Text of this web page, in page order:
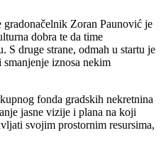
Zoran Paunović je
dobra te da time
S druge strane, odmah u startu je
iznosa nekim
fonda gradskih nekretnina
jasne vizije i plana na koji
svojim prostornim resursima,